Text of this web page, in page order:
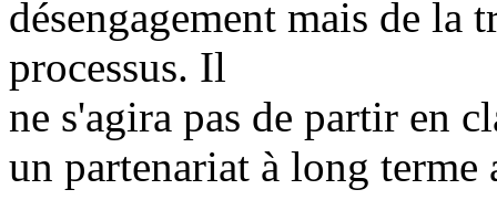
désengagement mais de
processus. Il
ne s'agira pas de partir en
un partenariat à long